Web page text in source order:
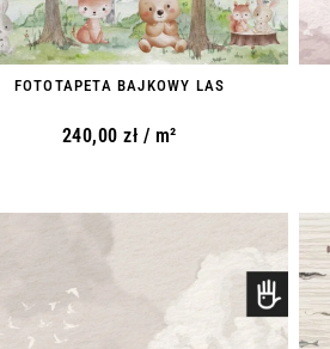
FOTOTAPETA BAJKOWY LAS
240,00zł / m²